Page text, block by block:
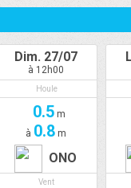
Dim. 27/07
à 12h00
Houle
0.5 m
à 0.8m
ONO
Vent